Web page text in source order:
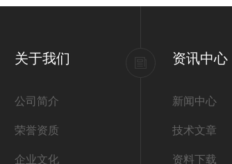
关于我们
公司简介
荣誉资质
企业文化
资讯中心
新闻中心
技术文章
资料下载